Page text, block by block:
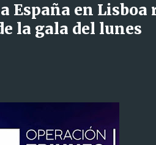
España en Lisboa
la gala del lunes